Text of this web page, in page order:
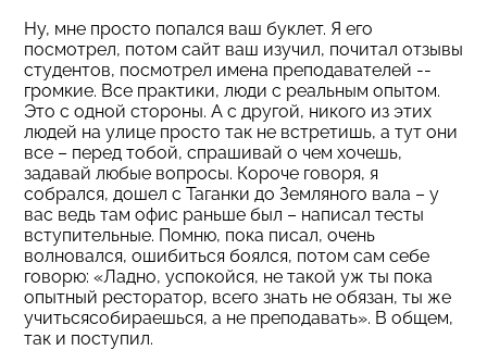
Ну, мне просто попался ваш буклет. Я его
посмотрел, потом сайт ваш изучил, почитал отзывы
студентов, посмотрел имена преподавателей --
громкие. Все практики, люди с реальным опытом.
Это с одной стороны. А с другой, никого из этих
людей на улице просто так не встретишь, а тут они
все – перед тобой, спрашивай о чем хочешь,
задавай любые вопросы. Короче говоря, я
собрался, дошел с Таганки до Земляного вала – у
вас ведь там офис раньше был – написал тесты
вступительные. Помню, пока писал, очень
волновался, ошибиться боялся, потом сам себе
говорю: «Ладно, успокойся, не такой уж ты пока
опытный ресторатор, всего знать не обязан, ты же
учитьсясобираешься, а не преподавать». В общем,
так и поступил.